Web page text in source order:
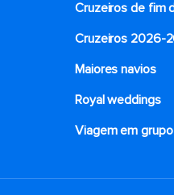
Cruzeiros de fim
Cruzeiros 2026-
Maiores navios
Royal weddings
Viagem em grupo